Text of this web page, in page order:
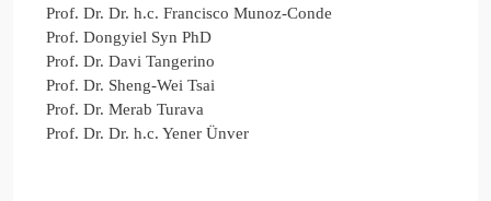
Prof. Dr. Dr. h.c. Francisco Munoz-Conde
Prof. Dongyiel Syn PhD
Prof. Dr. Davi Tangerino
Prof. Dr. Sheng-Wei Tsai
Prof. Dr. Merab Turava
Prof. Dr. Dr. h.c. Yener Ünver